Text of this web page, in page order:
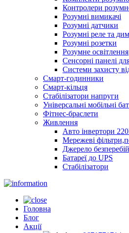
Контролери
Розумні вимикачі
Розумні датчики
Розумні реле та
Розумні розетки
Розумне освітлення
Сенсорні панелі
Системи захисту
Смарт-годинники
Смарт-кільця
Стабілізатори напруги
Універсальні мобільні
Фітнес-браслети
Живлення
Авто інвертори
Мережеві
Джерело
Батареї до UPS
Стабілізатори
Головна
Блог
Акції